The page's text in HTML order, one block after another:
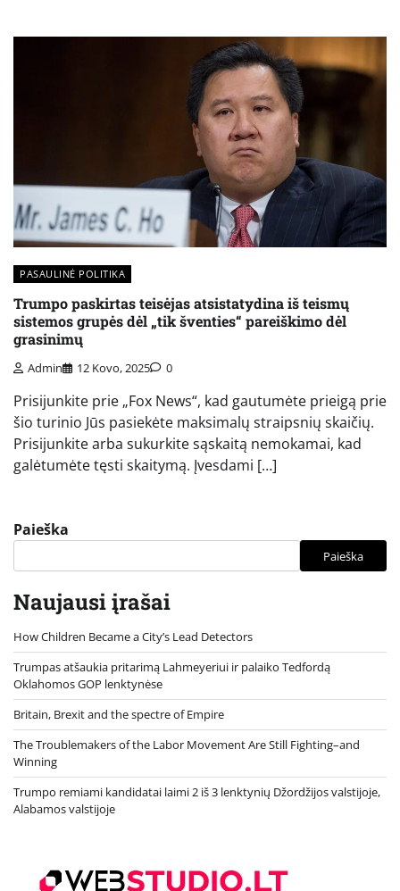
PASAULINĖ POLITIKA
Trumpo paskirtas teisėjas atsistatydina iš teismų
sistemos grupės dėl „tik šventies“ pareiškimo dėl
grasinimų
Admin 12 Kovo, 2025 0
Prisijunkite prie „Fox News“, kad gautumėte prieigą prie
šio turinio Jūs pasiekėte maksimalų straipsnių skaičių.
Prisijunkite arba sukurkite sąskaitą nemokamai, kad
galėtumėte tęsti skaitymą. Įvesdami […]
Paieška
Paieška
Naujausi įrašai
How Children Became a City’s Lead Detectors
Trumpas atšaukia pritarimą Lahmeyeriui ir palaiko Tedfordą
Oklahomos GOP lenktynėse
Britain, Brexit and the spectre of Empire
The Troublemakers of the Labor Movement Are Still Fighting–and
Winning
Trumpo remiami kandidatai laimi 2 iš 3 lenktynių Džordžijos valstijoje,
Alabamos valstijoje